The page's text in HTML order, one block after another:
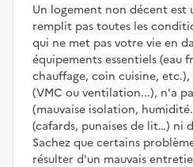
Un logement non décent est
remplit pas toutes les
qui ne met pas votre vie en
équipements essentiels (eau
chauffage, coin cuisine,
(VMC ou ventilation...), n'a
(mauvaise isolation,
(cafards, punaises de lit…) ni
Sachez que certains
résulter d'un mauvais